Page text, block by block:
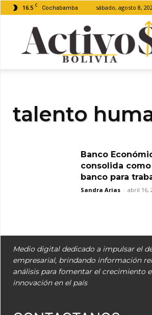
16.5 C Cochabamba sábado, agosto 8,
talento
Banco
consolida
banco para
Sandra Arias - abril 16,
Medio digital dedicado a impulsar el
empresarial, brindando información
análisis para fomentar el crecimiento
innovación en el país